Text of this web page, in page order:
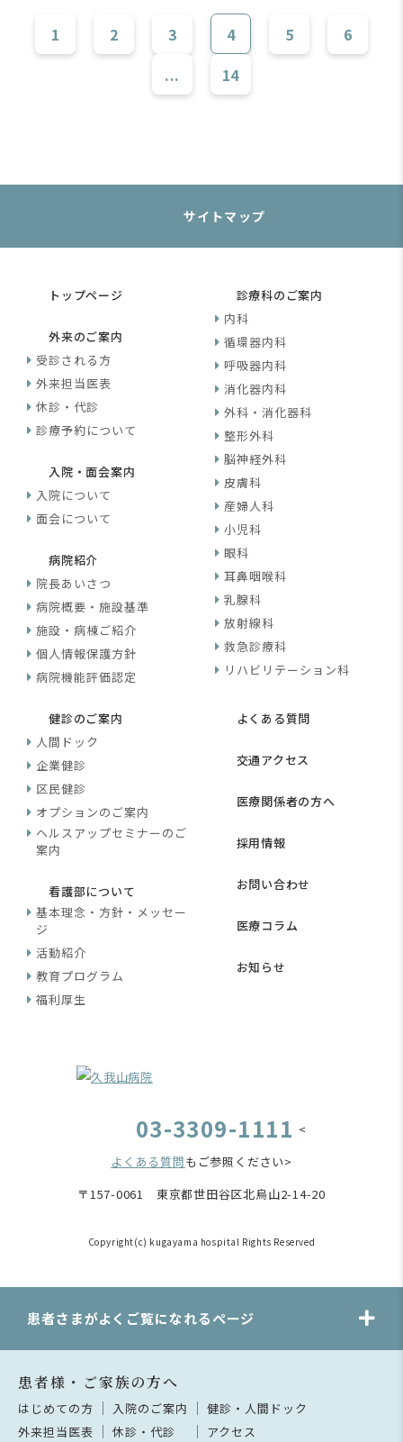
1 2 3 4 5
6
...
14
サイトマップ
トップページ
外来のご案内
受診される方
外来担当医表
休診・代診
診療予約について
入院・面会案内
入院について
面会について
病院紹介
院長あいさつ
病院概要・施設基準
施設・病棟ご紹介
個人情報保護方針
病院機能評価認定
診療科のご案内
内科
循環器内科
呼吸器内科
消化器内科
外科・消化器科
整形外科
脳神経外科
皮膚科
産婦人科
小児科
眼科
耳鼻咽喉科
乳腺科
放射線科
救急診療科
リハビリテーション科
健診のご案内
人間ドック
企業健診
区民健診
オプションのご案内
ヘルスアップセミナーのご
案内
看護部について
基本理念・方針・メッセー
ジ
活動紹介
教育プログラム
福利厚生
よくある質問
交通アクセス
医療関係者の方へ
採用情報
お問い合わせ
医療コラム
お知らせ
03-3309-1111 <
よくある質問もご参照ください>
〒157-0061 東京都世田谷区北烏山2-14-20
Copyright(c) kugayama hospital Rights Reserved
患者さまがよくご覧になれるページ
患者様・ご家族の方へ
はじめての方 入院のご案内
健診・人間ドック
外来担当医表
休診・代診 アクセス